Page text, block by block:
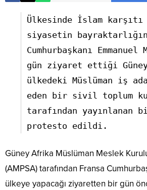
Ülkesinde İslam karşıtı
siyasetin
Cumhurbaşkanı
gün ziyaret ettiği
ülkedeki Müslüman iş
eden bir sivil toplum
tarafından
protesto edildi.
Güney Afrika Müslüman Meslek
(AMPSA) tarafından Fransa
ülkeye yapacağı ziyaretten bir gün